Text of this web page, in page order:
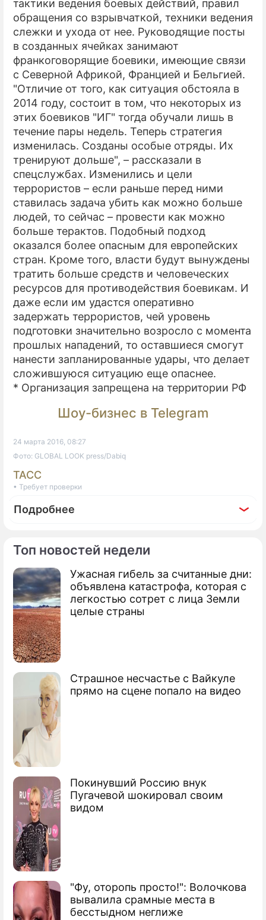
Топ новостей недели
Ужасная гибель за считанные дни:
объявлена катастрофа, которая с
легкостью сотрет с лица Земли
целые страны
Страшное несчастье с Вайкуле
прямо на сцене попало на видео
Покинувший Россию внук
Пугачевой шокировал своим
видом
"Фу, оторопь просто!": Волочкова
вывалила срамные места в
бесстыдном неглиже
тактики ведения боевых действий, правил
обращения со взрывчаткой, техники ведения
слежки и ухода от нее. Руководящие посты
в созданных ячейках занимают
франкоговорящие боевики, имеющие связи
с Северной Африкой, Францией и Бельгией.
"Отличие от того, как ситуация обстояла в
2014 году, состоит в том, что некоторых из
этих боевиков "ИГ" тогда обучали лишь в
течение пары недель. Теперь стратегия
изменилась. Созданы особые отряды. Их
тренируют дольше", – рассказали в
спецслужбах. Изменились и цели
террористов – если раньше перед ними
ставилась задача убить как можно больше
людей, то сейчас – провести как можно
больше терактов. Подобный подход
оказался более опасным для европейских
стран. Кроме того, власти будут вынуждены
тратить больше средств и человеческих
ресурсов для противодействия боевикам. И
даже если им удастся оперативно
задержать террористов, чей уровень
подготовки значительно возросло с момента
прошлых нападений, то оставшиеся смогут
нанести запланированные удары, что делает
сложившуюся ситуацию еще опаснее.
* Организация запрещена на территории РФ
Шоу-бизнес в Telegram
24 марта 2016, 08:27
Фото: GLOBAL LOOK press/Dabiq
ТАСС
• Требует проверки
Подробнее
По теме
Обама решил "по-умному" победить
"ИГ"
Турчинов повесил на Россию все
теракты
Брюссель стал центром терроризма